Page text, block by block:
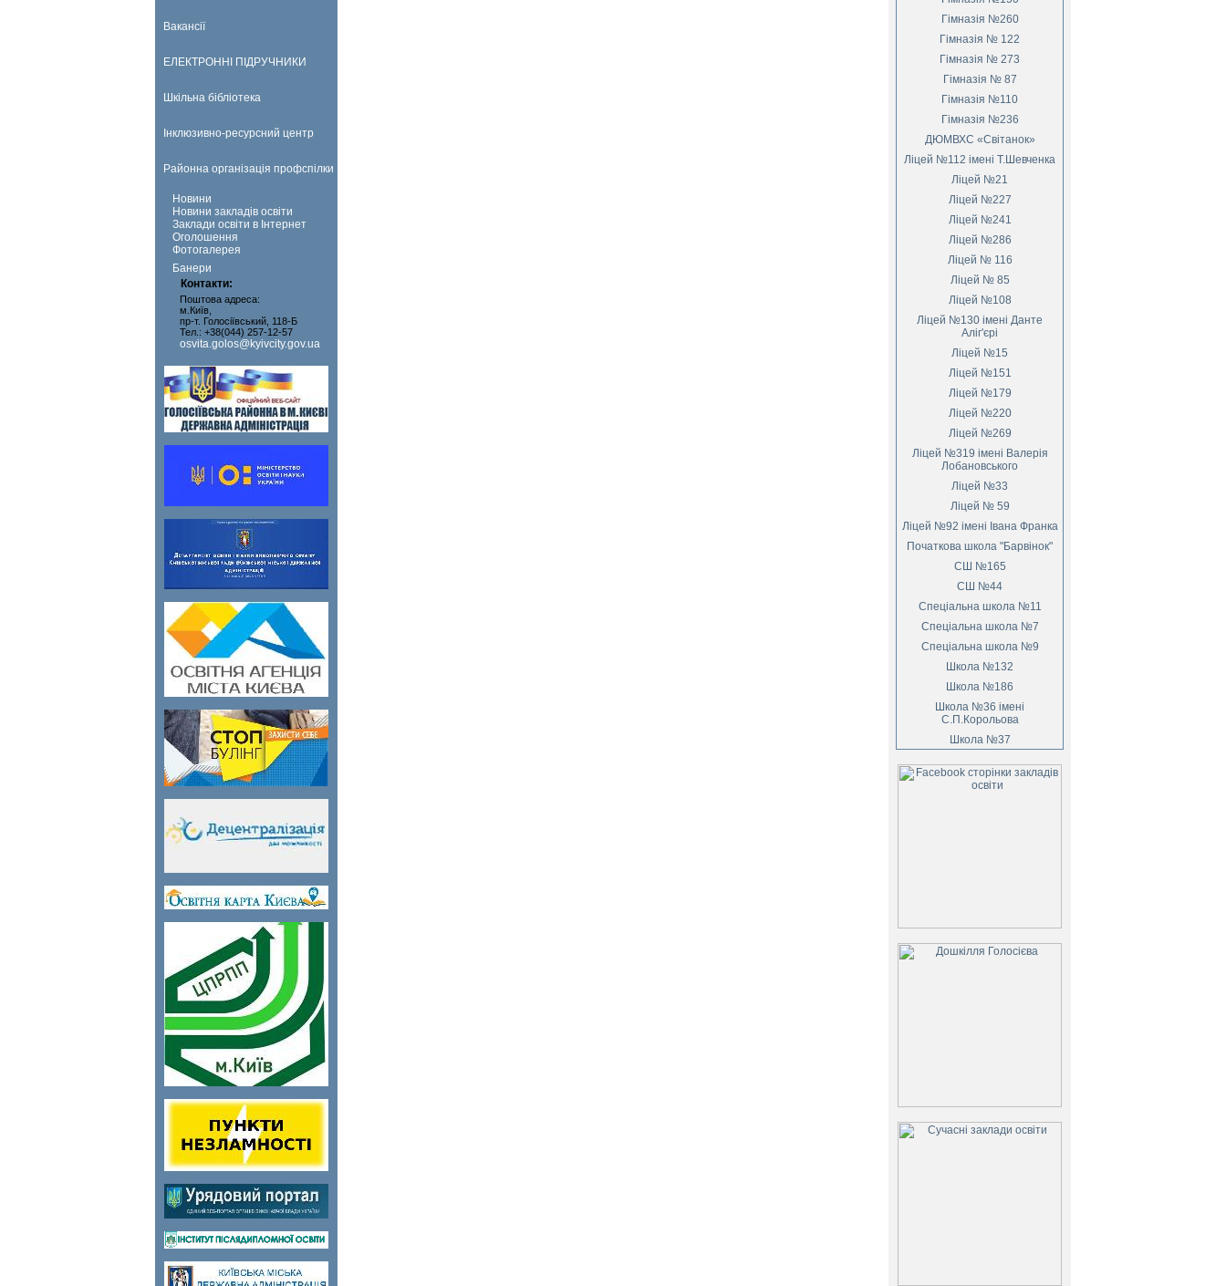
Вакансії
ЕЛЕКТРОННІ ПІДРУЧНИКИ
Шкільна бібліотека
Інклюзивно-ресурсний центр
Районна організація профспілки
Новини
Новини закладів освіти
Заклади освіти в Інтернет
Оголошення
Фотогалерея
Банери
Контакти:
Поштова адреса:
м.Київ,
пр-т. Голосіївський, 118-Б
Тел.: +38(044) 257-12-57
osvita.golos@kyivcity.gov.ua
Гімназія №260
Гімназія № 122
Гімназія № 273
Гімназія № 87
Гімназія №110
Гімназія №236
ДЮМВХС «Світанок»
Ліцей №112 імені Т.Шевченка
Ліцей №21
Ліцей №227
Ліцей №241
Ліцей №286
Ліцей № 116
Ліцей № 85
Ліцей №108
Ліцей №130 імені Данте
Аліг'єрі
Ліцей №15
Ліцей №151
Ліцей №179
Ліцей №220
Ліцей №269
Ліцей №319 імені Валерія
Лобановського
Ліцей №33
Ліцей № 59
Ліцей №92 імені Івана Франка
Початкова школа "Барвінок"
СШ №165
СШ №44
Спеціальна школа №11
Спеціальна школа №7
Спеціальна школа №9
Школа №132
Школа №186
Школа №36 імені
С.П.Корольова
Школа №37